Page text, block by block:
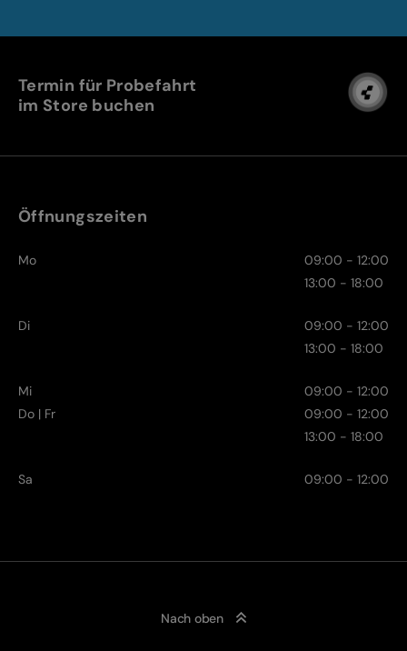
Termin für Probefahrt
im Store buchen
Öffnungszeiten
Mo
09:00 - 12:00
13:00 - 18:00
Di
09:00 - 12:00
13:00 - 18:00
Mi
09:00 - 12:00
Do | Fr
09:00 - 12:00
13:00 - 18:00
Sa 09:00 - 12:00
Nach oben